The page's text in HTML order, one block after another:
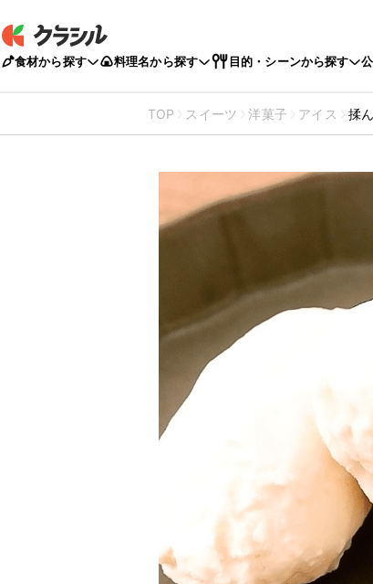
食材から探す 料理名から探す 目的・シーンから探す
TOP スイーツ 洋菓子 アイス 揉